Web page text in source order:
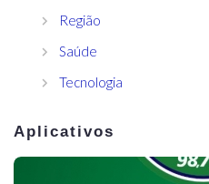
Região
Saúde
Tecnologia
Aplicativos